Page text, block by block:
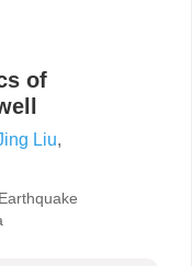
of
Liu,